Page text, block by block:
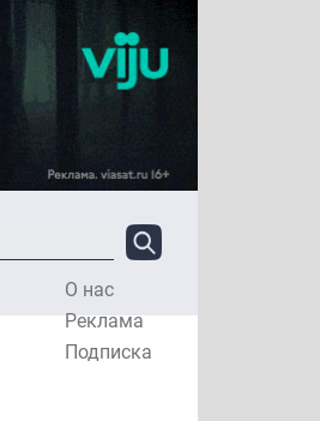
О нас
Реклама
Подписка